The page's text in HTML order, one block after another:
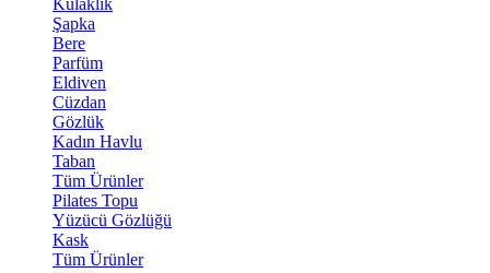
Kulaklık
Şapka
Bere
Parfüm
Eldiven
Cüzdan
Gözlük
Kadın Havlu
Taban
Tüm Ürünler
Pilates Topu
Yüzücü Gözlüğü
Kask
Tüm Ürünler